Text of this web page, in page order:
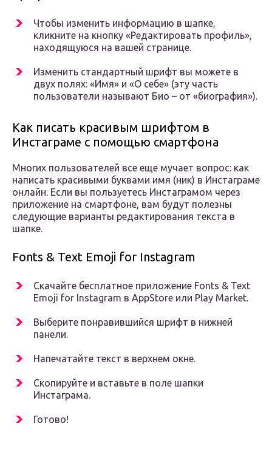
Чтобы изменить информацию в шапке,
кликните на кнопку «Редактировать профиль»,
находящуюся на вашей странице.
Изменить стандартный шрифт вы можете в
двух полях: «Имя» и «О себе» (эту часть
пользователи называют Био – от «биография»).
Как писать красивым шрифтом в
Инстаграме с помощью смартфона
Многих пользователей все еще мучает вопрос: как
написать красивыми буквами имя (ник) в Инстаграме
онлайн. Если вы пользуетесь Инстаграмом через
приложение на смартфоне, вам будут полезны
следующие варианты редактирования текста в
шапке.
Fonts & Text Emoji for Instagram
Скачайте бесплатное приложение Fonts & Text
Emoji for Instagram в AppStore или Play Market.
Выберите понравившийся шрифт в нижней
панели.
Напечатайте текст в верхнем окне.
Скопируйте и вставьте в поле шапки
Инстаграма.
Готово!